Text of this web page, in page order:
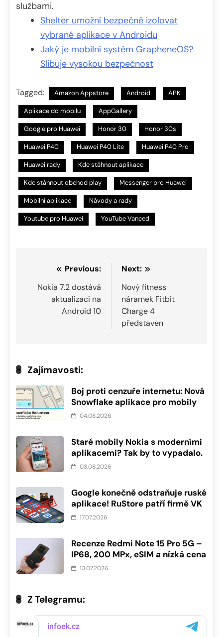
službami.
Shelter umožní bezpečně izolovat
vybrané aplikace v Androidu
Jaký je mobilní systém GrapheneOS?
Slibuje vysokou bezpečnost
Tagged: Amazon Appstore Android APK
Aplikace do mobilu AppGallery
Google pro Huawei Honor 30 Honor 30s
Huawei P40 Huawei P40 Lite Huawei P40 Pro
Huawei rady Kde stáhnout aplikace
Kde stáhnout obchod play Messenger pro Huawei
Mobilní aplikace Návody a rady
Youtube pro Huawei YouTube Vanced
Navigace
pro
příspěvek
Previous:
Nokia 7.2 dostává
aktualizaci na
Android 10
Next:
Nový fitness
náramek Fitbit
Charge 4
představen
Zajímavosti:
Boj proti cenzuře internetu: Nová
Snowflake aplikace pro mobily
04.08.2026
Staré mobily Nokia s moderními
aplikacemi? Tak by to vypadalo.
03.08.2026
Google konečně odstraňuje ruské
aplikace! RuStore patří firmě VK
17.07.2026
Recenze Redmi Note 15 Pro 5G –
IP68, 200 MPx, eSIM a nízká cena
13.07.2026
Z Telegramu: